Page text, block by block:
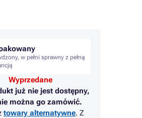
w pełni sprawny z pełną
Wyprzedane
już nie jest dostępny,
można go zamówić.
towary alternatywne. Z